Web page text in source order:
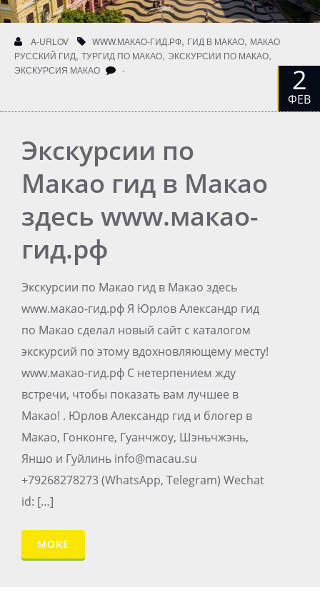
A-URLOV WWW.МАКАО-ГИД.РФ, ГИД В МАКАО, МАКАО
РУССКИЙ ГИД, ТУРГИД ПО МАКАО, ЭКСКУРСИИ ПО МАКАО,
ЭКСКУРСИЯ МАКАО - 2
ФЕВ
Экскурсии по
Макао гид в Макао
здесь www.макао-
гид.рф
Экскурсии по Макао гид в Макао здесь
www.макао-гид.рф Я Юрлов Александр гид
по Макао сделал новый сайт с каталогом
экскурсий по этому вдохновляющему месту!
www.макао-гид.рф С нетерпением жду
встречи, чтобы показать вам лучшее в
Макао! . Юрлов Александр гид и блогер в
Макао, Гонконге, Гуанчжоу, Шэньчжэнь,
Яншо и Гуйлинь info@macau.su
+79268278273 (WhatsApp, Telegram) Wechat
id: […]
MORE